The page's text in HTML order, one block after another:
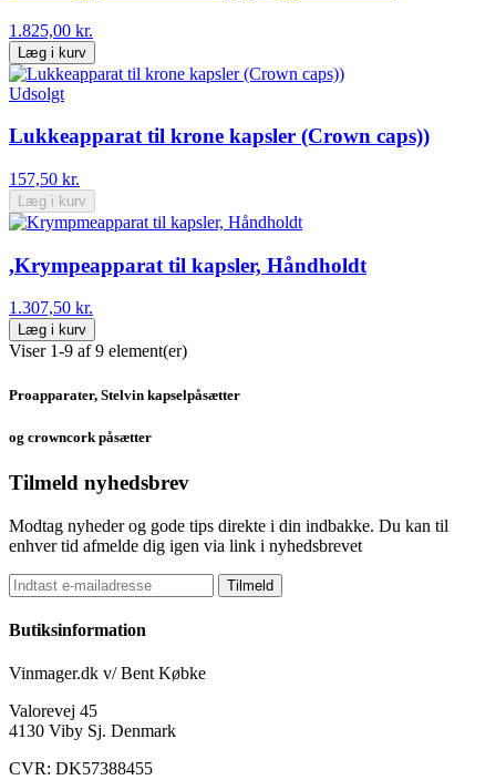
1.825,00 kr.
Læg i kurv
Udsolgt
Lukkeapparat til krone kapsler (Crown caps))
157,50 kr.
Læg i kurv
,Krympeapparat til kapsler, Håndholdt
1.307,50 kr.
Læg i kurv
Viser 1-9 af 9 element(er)
Proapparater, Stelvin kapselpåsætter
og crowncork påsætter
Tilmeld nyhedsbrev
Modtag nyheder og gode tips direkte i din indbakke. Du kan til
enhver tid afmelde dig igen via link i nyhedsbrevet
Tilmeld
Butiksinformation
Vinmager.dk v/ Bent Købke
Valorevej 45
4130 Viby Sj. Denmark
CVR: DK57388455